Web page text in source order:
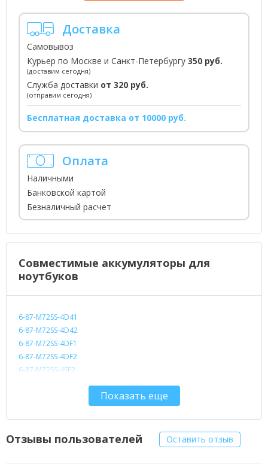
Доставка
Самовывоз
Курьер по Москве и Санкт-Петербургу 350 руб.
(доставим сегодня)
Служба доставки от 320 руб.
(отправим сегодня)
Бесплатная доставка от 10000 руб.
Оплата
Наличными
Банковской картой
Безналичный расчет
Совместимые аккумуляторы для
ноутбуков
6-87-M72SS-4D41
6-87-M72SS-4D42
6-87-M72SS-4DF1
6-87-M72SS-4DF2
6-87-M72SS-4SF2
87-M72SS-4DF2
BAT-7350
M720-4
Показать еще
Отзывы пользователей Оставить отзыв